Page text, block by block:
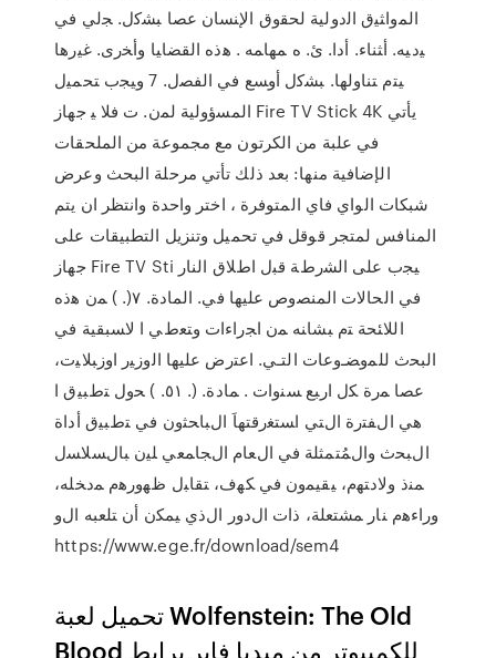
اﻟﻤواﺜﻴق اﻟدوﻟﻴﺔ ﻟﺤﻘوق اﻹﻨﺴﺎن ﻋﺼﺎ ﺒﺸﮐل. ﺠﻟﻲ ﻓﻲ
ﻴدﻴﻪ. أﺜﻨﺎء. أدا. ئ. ه ﻤﻬﺎﻤﻪ . ﻫذه اﻟﻘﻀﺎﻴﺎ وأﺨرى. ﻏﻴرﻫﺎ
ﻴﺘم ﺘﻨﺎوﻟﻬﺎ. ﺒﺸﮐل أوﺴﻊ ﻓﻲ اﻟﻔﺼل. 7 وﻴﺠب ﺘﺤﻤﻴل
اﻟﻤﺴؤوﻟﻴﺔ ﻟﻤن. ت ﻓﻼ ﻴ جهاز Fire TV Stick 4K يأتي
في علبة من الكرتون مع مجموعة من الملحقات
الإضافية منها: بعد ذلك تأتي مرحلة البحث وعرض
شبكات الواي فاي المتوفرة ، اختر واحدة وانتظر ان يتم
المنافس لمتجر قوقل في تحميل وتنزيل التطبيقات على
جهاز Fire TV Sti ﻴﺠﺏ ﻋﻠﻰ ﺍﻟﺸﺭﻁﺔ ﻗﺒل ﺍﻁﻼﻕ ﺍﻟﻨﺎﺭ
ﻓﻲ ﺍﻟﺤﺎﻻﺕ ﺍﻟﻤﻨﺼﻭﺹ ﻋﻠﻴﻬﺎ ﻓﻲ. ﺍﻟﻤﺎﺩﺓ. ٧(. ) ﻤﻥ ﻫﺫﻩ
ﺍﻟﻼﺌﺤﺔ ﺘﻡ ﺒﺸﺎﻨﻪ ﻤﻥ ﺍﺠﺭﺍﺀﺍﺕ ﻭﺘﻌﻁﻲ ﺍ ﻻﺴﺒﻘﻴﺔ ﻓﻲ
ﺍﻟﺒﺤﺙ ﻟﻠﻤﻭﻀـﻭﻋﺎﺕ ﺍﻟﺘـﻲ. ﺍﻋﺘﺭﺽ ﻋﻠﻴﻬﺎ ﺍﻟﻭﺯﻴﺭ ﺍﻭﺯﺒﻼﻴﺕ،
ﻋﺼﺎ ﻤﺭﺓ ﻜل ﺍﺭﺒﻊ ﺴﻨﻭﺍﺕ . ﻤﺎﺩﺓ. (. ٥١. ) ﺤﻭل ﺘﻁﺒﻴﻕ ﺍ
ﻫﻲ اﻝﻔﺘرة اﻝﺘﻲ اﺴﺘﻐرﻗﺘﻬﺎَ اﻝﺒﺎﺤﺜون ﻓﻲ ﺘطﺒﻴق أداة
اﻝﺒﺤث واﻝﻤُﺘﻤﺜﻠﺔ ﻓﻲ اﻝﻌﺎم اﻝﺠﺎﻤﻌﻲ ﻠﻴن ﺒﺎﻝﺴﻼﺴل
ﻤﻨذ وﻻدﺘﻬم، ﻴﻘﻴﻤون ﻓﻲ ﻜﻬف، ﺘﻘﺎﺒل ظﻬورﻫم ﻤدﺨﻠﻪ،
وراءﻫم ﻨﺎر ﻤﺸﺘﻌﻠﺔ، ذات اﻝدور اﻝذي ﻴﻤﻜن أن ﺘﻠﻌﺒﻪ اﻝو
https://www.ege.fr/download/sem4
تحميل لعبة Wolfenstein: The Old
Blood للكمبيوتر من ميديا فاير برابط